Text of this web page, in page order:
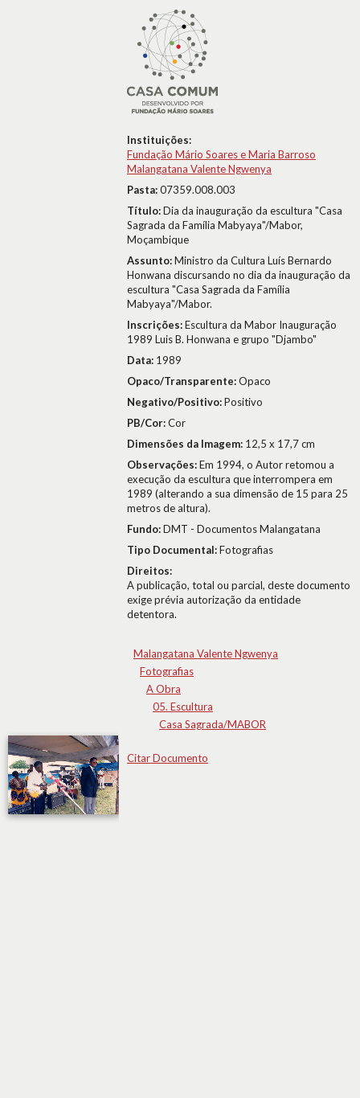
Instituições:
Fundação Mário Soares e Maria Barroso
Malangatana Valente Ngwenya
Pasta:07359.008.003
Título:Dia da inauguração da escultura "Casa
Sagrada da Família Mabyaya"/Mabor,
Moçambique
Assunto:Ministro da Cultura Luís Bernardo
Honwana discursando no dia da inauguração da
escultura "Casa Sagrada da Família
Mabyaya"/Mabor.
Inscrições:Escultura da Mabor Inauguração
1989 Luis B. Honwana e grupo "Djambo"
Data: 1989
Opaco/Transparente:Opaco
Negativo/Positivo:Positivo
PB/Cor:Cor
Dimensões da Imagem: 12,5 x 17,7 cm
Observações:Em 1994, o Autor retomou a
execução da escultura que interrompera em
1989 (alterando a sua dimensão de 15 para 25
metros de altura).
Fundo:DMT - Documentos Malangatana
Tipo Documental:Fotografias
Direitos:
A publicação, total ou parcial, deste documento
exige prévia autorização da entidade
detentora.
Malangatana Valente Ngwenya
Fotografias
A Obra
05. Escultura
Casa Sagrada/MABOR
Citar Documento